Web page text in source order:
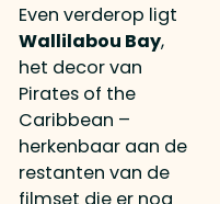
Even verderop ligt
Wallilabou Bay,
het decor van
Pirates of the
Caribbean –
herkenbaar aan de
restanten van de
filmset die er nog